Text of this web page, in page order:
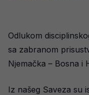
Odlukom
sa zabranom
Njemačka – Bosna i
Iz našeg Saveza su